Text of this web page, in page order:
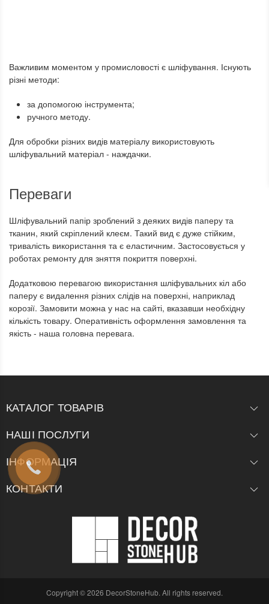
Важливим моментом у промисловості є шліфування. Існують
різні методи:
за допомогою інструмента;
ручного методу.
Для обробки різних видів матеріалу використовують
шліфувальний матеріал - наждачки.
Переваги
Шліфувальний папір зроблений з деяких видів паперу та
тканин, який скріплений клеєм. Такий вид є дуже стійким,
тривалість використання та є еластичним. Застосовується у
роботах ремонту для зняття покриття поверхні.
Додатковою перевагою використання шліфувальних кіл або
паперу є видалення різних слідів на поверхні, наприклад
корозії. Замовити можна у нас на сайті, вказавши необхідну
кількість товару. Оперативність оформлення замовлення та
якість - наша головна перевага.
КАТАЛОГ ТОВАРІВ
НАШІ ПОСЛУГИ
ІНФОРМАЦІЯ
КОНТАКТИ
Copyright © 2026 DecorStoneHub. All rights reserved.